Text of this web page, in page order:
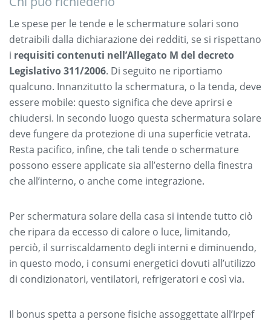
Le spese per le tende e le schermature solari sono
detraibili dalla dichiarazione dei redditi, se si rispettano
i requisiti contenuti nell’Allegato M del decreto
Legislativo 311/2006. Di seguito ne riportiamo
qualcuno. Innanzitutto la schermatura, o la tenda, deve
essere mobile: questo significa che deve aprirsi e
chiudersi. In secondo luogo questa schermatura solare
deve fungere da protezione di una superficie vetrata.
Resta pacifico, infine, che tali tende o schermature
possono essere applicate sia all’esterno della finestra
che all’interno, o anche come integrazione.
Per schermatura solare della casa si intende tutto ciò
che ripara da eccesso di calore o luce, limitando,
perciò, il surriscaldamento degli interni e diminuendo,
in questo modo, i consumi energetici dovuti all’utilizzo
di condizionatori, ventilatori, refrigeratori e così via.
Il bonus spetta a persone fisiche assoggettate all’Irpef